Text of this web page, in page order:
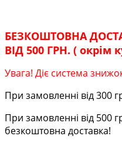
БЕЗКОШТОВНА
ВІД 500 ГРН. ( окрім
Увага! Діє система
При замовленні від 300
При замовленні від 500
безкоштовна доставка!